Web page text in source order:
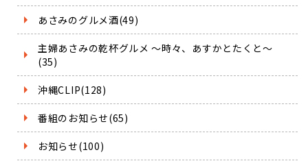
あさみのグルメ酒(49)
主婦あさみの乾杯グルメ ～時々、あすかとたくと～
(35)
沖縄CLIP(128)
番組のお知らせ(65)
お知らせ(100)